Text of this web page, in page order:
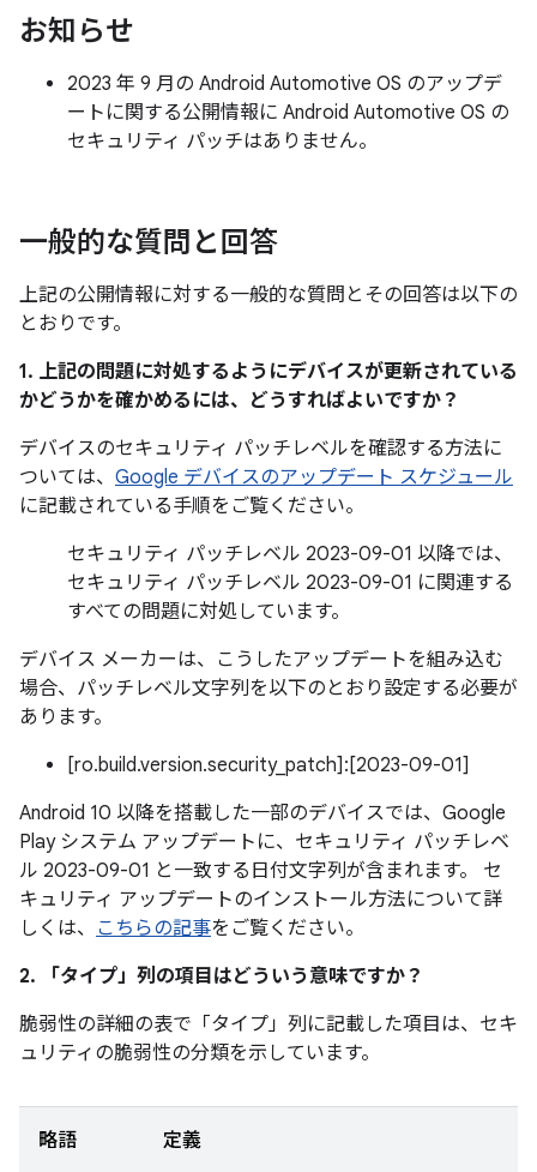
お知らせ
2023 年 9 月の Android Automotive OS のアップデ
ートに関する公開情報に Android Automotive OS の
セキュリティ パッチはありません。
一般的な質問と回答
上記の公開情報に対する一般的な質問とその回答は以下の
とおりです。
1. 上記の問題に対処するようにデバイスが更新されている
かどうかを確かめるには、どうすればよいですか？
デバイスのセキュリティ パッチレベルを確認する方法に
ついては、 Google デバイスのアップデート スケジュール
に記載されている手順をご覧ください。
セキュリティ パッチレベル 2023-09-01 以降では、
セキュリティ パッチレベル 2023-09-01 に関連する
すべての問題に対処しています。
デバイス メーカーは、こうしたアップデートを組み込む
場合、パッチレベル文字列を以下のとおり設定する必要が
あります。
[ro.build.version.security_patch]:[2023-09-01]
Android 10 以降を搭載した一部のデバイスでは、Google
Play システム アップデートに、セキュリティ パッチレベ
ル 2023-09-01 と一致する日付文字列が含まれます。 セ
キュリティ アップデートのインストール方法について詳
しくは、 こちらの記事をご覧ください。
2. 「タイプ」 列の項目はどういう意味ですか？
脆弱性の詳細の表で「タイプ」 列に記載した項目は、セキ
ュリティの脆弱性の分類を示しています。
略語 定義